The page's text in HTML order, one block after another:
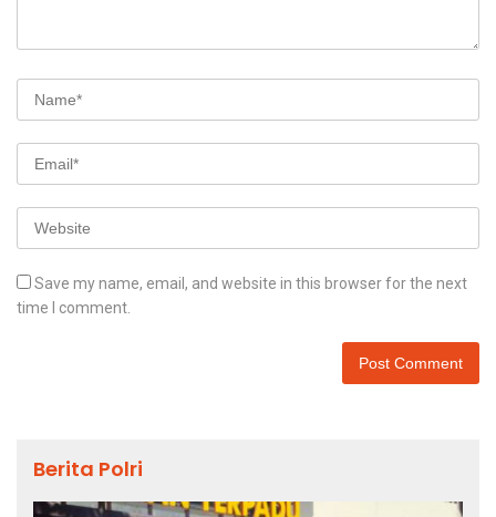
Save my name, email, and website in this browser for the next
time I comment.
Berita Polri